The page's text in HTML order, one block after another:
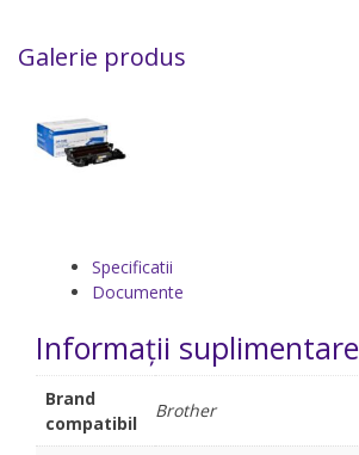
Galerie produs
Specificatii
Documente
Informații suplimentare
Brand
compatibil
Brother